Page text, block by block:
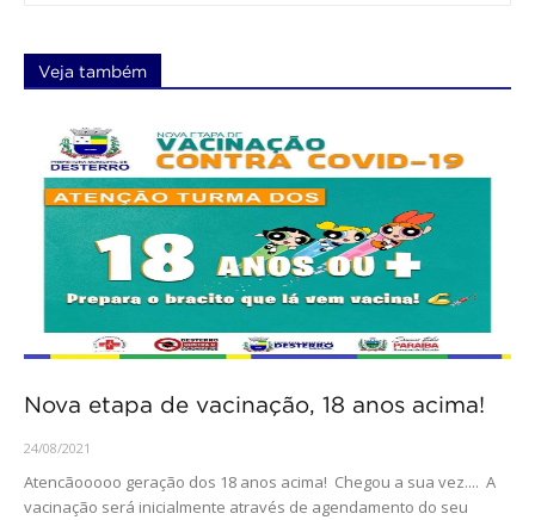
Veja também
Nova etapa de vacinação, 18 anos acima!
24/08/2021
Atencãooooo geração dos 18 anos acima! Chegou a sua vez.... A
vacinação será inicialmente através de agendamento do seu